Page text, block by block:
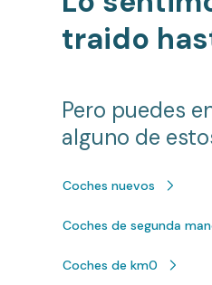
traido
Pero puedes
alguno de
Coches nuevos
Coches de segunda
Coches de km0